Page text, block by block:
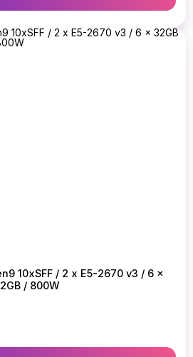
10xSFF / 2 x E5-2670 v3 / 6 x
/ 800W